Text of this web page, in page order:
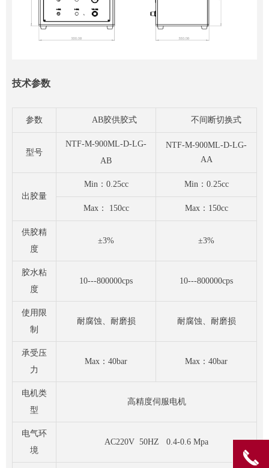
技术参数
参数 AB胶供胶式 不间断切换式
型号
NTF-M-900ML-D-LG-
AB
NTF-M-900ML-D-LG-
AA
出胶量
Min：0.25cc Min：0.25cc
Max： 150cc Max：150cc
供胶精
度
±3% ±3%
胶水粘
度
10---800000cps 10---800000cps
使用限
制
耐腐蚀、耐磨损 耐腐蚀、耐磨损
承受压
力
Max：40bar Max：40bar
电机类
型
高精度伺服电机
电气环
境
AC220V 50HZ 0.4-0.6 Mpa
끅